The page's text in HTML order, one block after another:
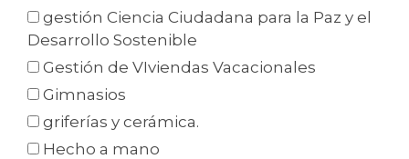
gestión Ciencia Ciudadana para la Paz y el
Desarrollo Sostenible
Gestión de VIviendas Vacacionales
Gimnasios
griferías y cerámica.
Hecho a mano